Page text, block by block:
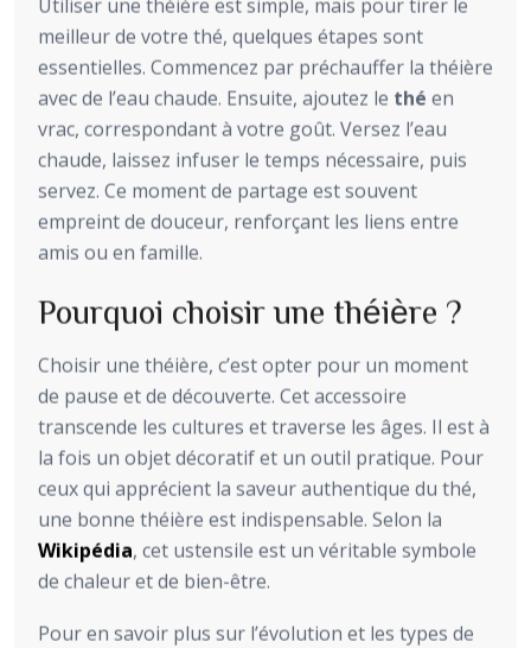
Utiliser une théière est simple, mais pour tirer le
meilleur de votre thé, quelques étapes sont
essentielles. Commencez par préchauffer la théière
avec de l’eau chaude. Ensuite, ajoutez le thé en
vrac, correspondant à votre goût. Versez l’eau
chaude, laissez infuser le temps nécessaire, puis
servez. Ce moment de partage est souvent
empreint de douceur, renforçant les liens entre
amis ou en famille.
Pourquoi choisir une théière ?
Choisir une théière, c’est opter pour un moment
de pause et de découverte. Cet accessoire
transcende les cultures et traverse les âges. Il est à
la fois un objet décoratif et un outil pratique. Pour
ceux qui apprécient la saveur authentique du thé,
une bonne théière est indispensable. Selon la
Wikipédia, cet ustensile est un véritable symbole
de chaleur et de bien-être.
Pour en savoir plus sur l’évolution et les types de